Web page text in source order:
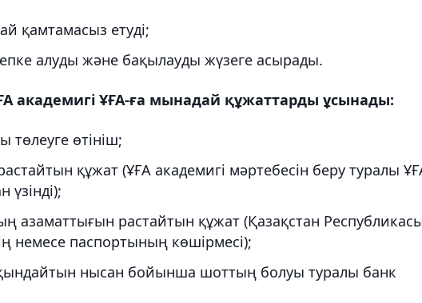
қамтамасыз етуді;
алуды және бақылауды жүзеге асырады.
академигі ҰҒА-ға мынадай құжаттарды ұсынады:
төлеуге өтініш;
құжат (ҰҒА академигі мәртебесін беру туралы
азаматтығын растайтын құжат (Қазақстан
немесе паспортының көшірмесі);
нысан бойынша шоттың болуы туралы банк